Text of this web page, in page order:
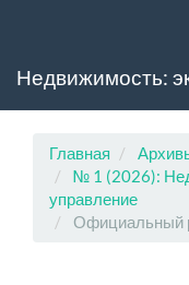
Основное
панель
Недвижимость:
Главная
№ 1 (2026):
управление
Официальный